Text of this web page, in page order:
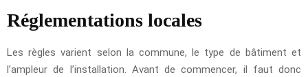
Réglementations locales
Les règles varient selon la commune, le type de bâtiment et
l’ampleur de l’installation. Avant de commencer, il faut donc